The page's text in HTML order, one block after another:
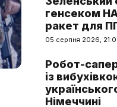
генсеком
ракет для
05 серпня 2026,
Робот-
із
Німеччині